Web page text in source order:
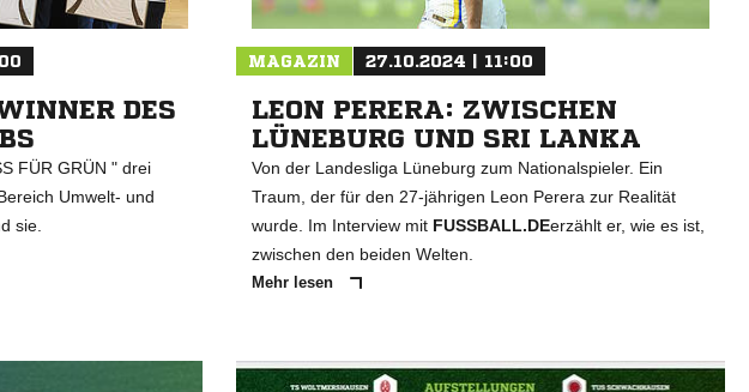
DES
FÜR GRÜN " drei
Umwelt- und
sie.
MAGAZIN 27.10.2024 | 11:00
LEON PERERA: ZWISCHEN
LÜNEBURG UND SRI LANKA
Von der Landesliga Lüneburg zum Nationalspieler. Ein
Traum, der für den 27-jährigen Leon Perera zur Realität
wurde. Im Interview mit FUSSBALL.DEerzählt er, wie es ist,
zwischen den beiden Welten.
Mehr lesen